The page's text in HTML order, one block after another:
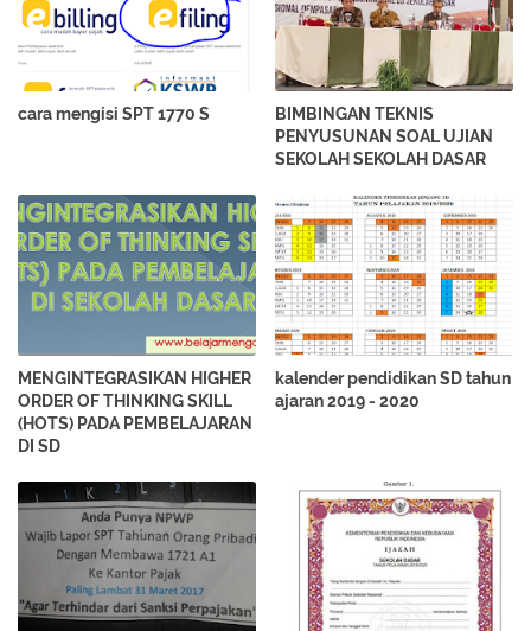
cara mengisi SPT 1770 S
BIMBINGAN TEKNIS
PENYUSUNAN SOAL UJIAN
SEKOLAH SEKOLAH DASAR
MENGINTEGRASIKAN HIGHER
ORDER OF THINKING SKILL
(HOTS) PADA PEMBELAJARAN
DI SD
kalender pendidikan SD tahun
ajaran 2019 - 2020